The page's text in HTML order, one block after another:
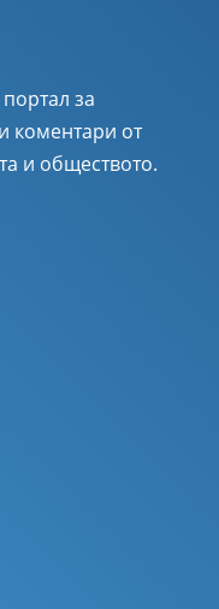
за
коментари от
и обществото.